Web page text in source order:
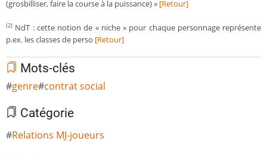
(grosbilliser, faire la course à la puissance) » [Retour]
(2) NdT : cette notion de « niche » pour chaque personnage représente
p.ex. les classes de perso [Retour]
Mots-clés
genre contrat social
Catégorie
Relations MJ-joueurs